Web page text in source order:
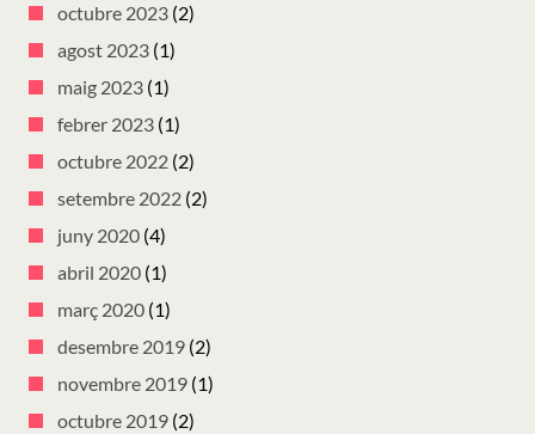
octubre 2023 (2)
agost 2023 (1)
maig 2023 (1)
febrer 2023 (1)
octubre 2022 (2)
setembre 2022 (2)
juny 2020 (4)
abril 2020 (1)
març 2020 (1)
desembre 2019 (2)
novembre 2019 (1)
octubre 2019 (2)